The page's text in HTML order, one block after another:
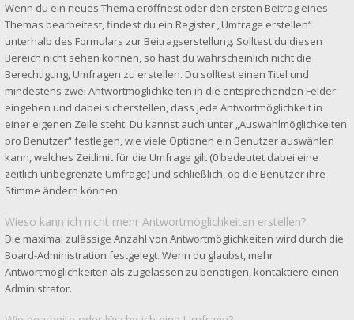
Wenn du ein neues Thema eröffnest oder den ersten Beitrag eines
Themas bearbeitest, findest du ein Register „Umfrage erstellen“
unterhalb des Formulars zur Beitragserstellung. Solltest du diesen
Bereich nicht sehen können, so hast du wahrscheinlich nicht die
Berechtigung, Umfragen zu erstellen. Du solltest einen Titel und
mindestens zwei Antwortmöglichkeiten in die entsprechenden Felder
eingeben und dabei sicherstellen, dass jede Antwortmöglichkeit in
einer eigenen Zeile steht. Du kannst auch unter „Auswahlmöglichkeiten
pro Benutzer“ festlegen, wie viele Optionen ein Benutzer auswählen
kann, welches Zeitlimit für die Umfrage gilt (0 bedeutet dabei eine
zeitlich unbegrenzte Umfrage) und schließlich, ob die Benutzer ihre
Stimme ändern können.
Wieso kann ich nicht mehr Antwortmöglichkeiten erstellen?
Die maximal zulässige Anzahl von Antwortmöglichkeiten wird durch die
Board-Administration festgelegt. Wenn du glaubst, mehr
Antwortmöglichkeiten als zugelassen zu benötigen, kontaktiere einen
Administrator.